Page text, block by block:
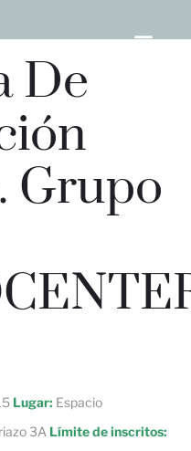
De
Grupo
Lugar: Espacio
3A Límite de inscritos: